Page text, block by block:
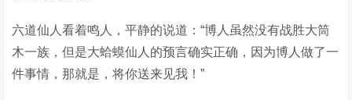
六道仙人看着鸣人，平静的说道：“博人虽然没有战胜大筒
木一族，但是大蛤蟆仙人的预言确实正确，因为博人做了一
件事情，那就是，将你送来见我！”